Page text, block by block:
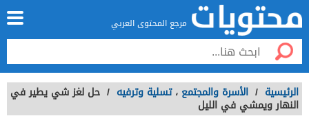
مرجع المحتوى العربي
الرئيسية / الأسرة والمجتمع ، تسلية وترفيه / حل لغز شي يطير في
النهار ويمشي في الليل